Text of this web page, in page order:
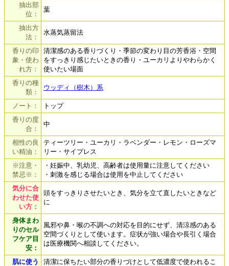
抽出部
位：
葉
抽出方
法：
水蒸気蒸留法
香りの印
象・使わ
れ方：
清潔感のある香りづくり・季節の変わり目の芳香浴・空間
をすっきり感じたいときの香り・ユーカリよりやわらかく
使いたい場面
香りの種
類：
ウッディ（樹木）系
ノート：
トップ
香りの度
合：
中
相性の良
い精油：
ティーツリー・ユーカリ・ラベンダー・レモン・ローズマ
リー・サイプレス
※注意・
禁忌※：
・妊娠中、乳幼児、高齢者は使用量に注意してください
・刺激を感じる場合は使用を中止してください
気分に合
わせた使
い方：
頭をすっきりさせたいとき、気分を立て直したいときなど
に
身体まわ
りのセル
フケア目
安：
風邪や鼻・喉の不調への対応を目的にせず、清涼感のある
空間づくりとして使います。症状が強い場合や長引く場合
は医療機関へ相談してください。
肌に使う
清潔に保ちたい部分の香りづけとして低濃度で使われるこ